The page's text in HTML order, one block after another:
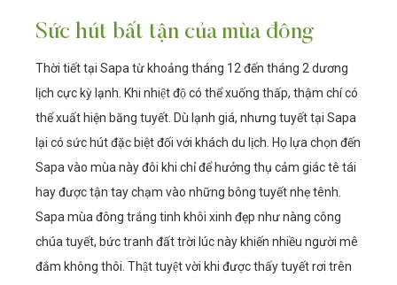
Sức hút bất tận của mùa đông
Thời tiết tại Sapa từ khoảng tháng 12 đến tháng 2 dương
lịch cực kỳ lạnh. Khi nhiệt độ có thể xuống thấp, thậm chí có
thể xuất hiện băng tuyết. Dù lạnh giá, nhưng tuyết tại Sapa
lại có sức hút đặc biệt đối với khách du lịch. Họ lựa chọn đến
Sapa vào mùa này đôi khi chỉ để hưởng thụ cảm giác tê tái
hay được tận tay chạm vào những bông tuyết nhẹ tênh.
Sapa mùa đông trắng tinh khôi xinh đẹp như nàng công
chúa tuyết, bức tranh đất trời lúc này khiến nhiều người mê
đắm không thôi. Thật tuyệt vời khi được thấy tuyết rơi trên